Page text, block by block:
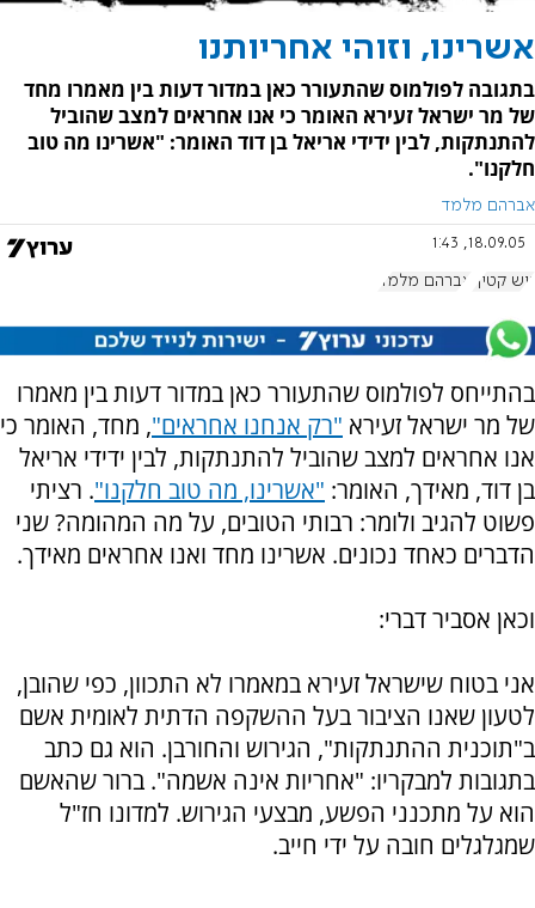
אשרינו, וזוהי אחריותנו
בתגובה לפולמוס שהתעורר כאן במדור דעות בין מאמרו מחד
של מר ישראל זעירא האומר כי אנו אחראים למצב שהוביל
להתנתקות, לבין ידידי אריאל בן דוד האומר: "אשרינו מה טוב
חלקנו".
אברהם מלמד
18.09.05, 1:43
גוש קטיף אברהם מלמד
בהתייחס לפולמוס שהתעורר כאן במדור דעות בין מאמרו
של מר ישראל זעירא "רק אנחנו אחראים", מחד, האומר כי
אנו אחראים למצב שהוביל להתנתקות, לבין ידידי אריאל
בן דוד, מאידך, האומר: "אשרינו, מה טוב חלקנו". רציתי
פשוט להגיב ולומר: רבותי הטובים, על מה המהומה? שני
הדברים כאחד נכונים. אשרינו מחד ואנו אחראים מאידך.
וכאן אסביר דברי:
אני בטוח שישראל זעירא במאמרו לא התכוון, כפי שהובן,
לטעון שאנו הציבור בעל ההשקפה הדתית לאומית אשם
ב"תוכנית ההתנתקות", הגירוש והחורבן. הוא גם כתב
בתגובות למבקריו: "אחריות אינה אשמה". ברור שהאשם
הוא על מתכנני הפשע, מבצעי הגירוש. למדונו חז"ל
שמגלגלים חובה על ידי חייב.